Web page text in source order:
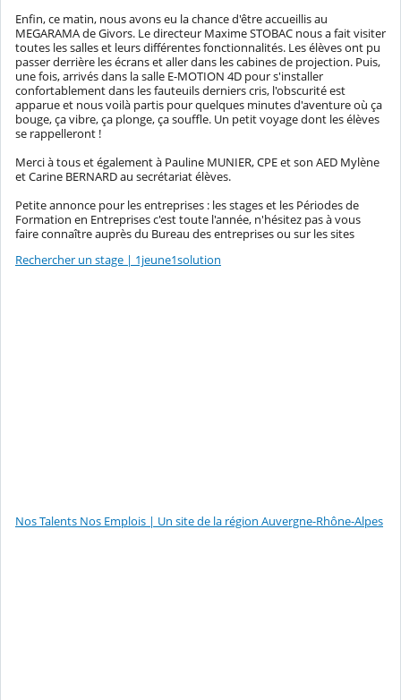
Enfin, ce matin, nous avons eu la chance d'être accueillis au
MEGARAMAde Givors. Le directeur Maxime STOBAC nous a fait visiter
toutes les salles et leurs différentes fonctionnalités. Les élèves ont pu
passer derrière les écrans et aller dans les cabines de projection. Puis,
une fois, arrivés dans la salle E-MOTION 4D pour s'installer
confortablement dans les fauteuils derniers cris, l'obscurité est
apparue et nous voilà partis pour quelques minutes d'aventure où ça
bouge, ça vibre, ça plonge, ça souffle. Un petit voyage dont les élèves
se rappelleront !
Merci à tous et également à Pauline MUNIER, CPEet son AED Mylène
et Carine BERNARD au secrétariat élèves.
Petite annonce pour les entreprises : les stages et les Périodes de
Formation en Entreprises c'est toute l'année, n'hésitez pas à vous
faire connaître auprès du Bureau des entreprises ou sur les sites
Rechercher un stage | 1jeune1solution
Nos Talents Nos Emplois | Un site de la région Auvergne-Rhône-Alpes